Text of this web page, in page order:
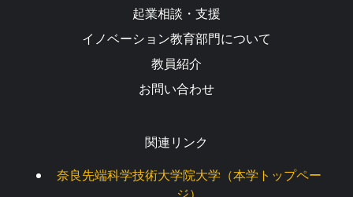
起業相談・支援
イノベーション教育部門について
教員紹介
お問い合わせ
関連リンク
奈良先端科学技術大学院大学（本学トップペー
ジ）